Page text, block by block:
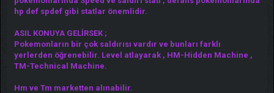
hp def spdef gibi statlar önemlidir.
ASIL KONUYA GELİRSEK ;
Pokemonların bir çok saldırısı vardır ve bunları farklı
yerlerden öğrenebilir. Level atlayarak , HM-Hidden Machine ,
TM-Technical Machine.
Hm ve Tm marketten alınabilir.